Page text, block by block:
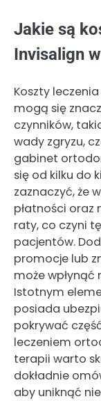
Jakie są
Invisalign
Koszty
mogą się
czynników,
wady zgryzu,
gabinet
się od kilku do
zaznaczyć, że
płatności oraz
raty, co czyni
pacjentów.
promocje lub
może
Istotnym
posiada
pokrywać
leczeniem
terapii warto
dokładnie
aby uniknąć